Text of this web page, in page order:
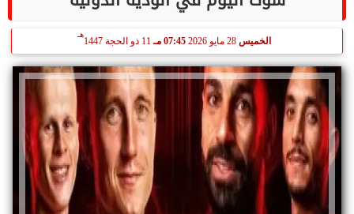
الخميس 28 مايو 2026 07:45 مـ 11 ذو الحجة 1447
هـ